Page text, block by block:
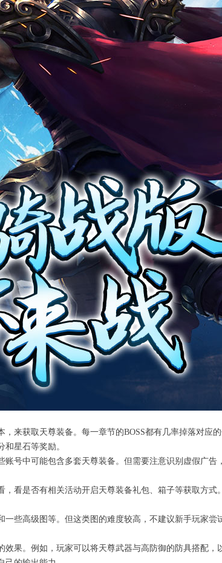
来获取天尊装备。每一章节的BOSS都有几率掉落对应
星石等奖励。
账号中可能包含多套天尊装备。但需要注意识别虚假广告
，看是否有相关活动开启天尊装备礼包、箱子等获取方式
一些高级图等。但这类图的难度较高，不建议新手玩家尝
效果。例如，玩家可以将天尊武器与高防御的防具搭配，